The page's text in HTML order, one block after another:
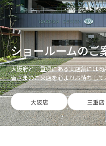
ショールームのご
大阪府と三重県にある実店舗には
皆さまのご来店を心よりお待ちして
大阪店 三重店